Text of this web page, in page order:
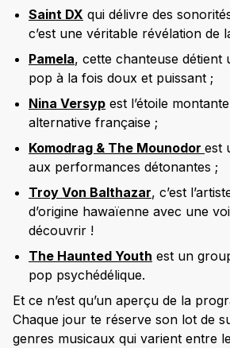
Saint DX qui délivre des
c’est une véritable révélation de
Pamela, cette chanteuse détient
pop à la fois doux et puissant ;
Nina Versyp est l’étoile
alternative française ;
Komodrag & The Mounodor est
aux performances détonantes ;
Troy Von Balthazar, c’est
d’origine hawaïenne avec une
découvrir !
The Haunted Youth est un
pop psychédélique.
Et ce n’est qu’un aperçu de la
Chaque jour te réserve son lot de
genres musicaux qui varient entre